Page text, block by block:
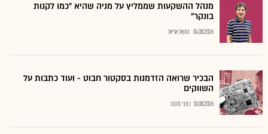
מנהל ההשקעות שממליץ על מניה שהיא "כמו לקנות
בונקר"
04.08.2026 נתנאל אריאל
הבכיר שרואה הזדמנות בסקטור חבוט - ועוד כתבות על
השווקים
01.08.2026 כתבי גלובס